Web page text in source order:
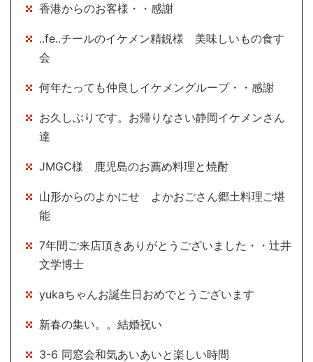
香港からのお客様・・感謝
..fe..チールのイケメン精鋭様 美味しいもの食す
会
何年たっても仲良しイケメングループ・・感謝
お久しぶりです。お帰りなさい静岡イケメンさん
達
JMGC様 鹿児島のお薦め料理と焼酎
山形からのよかにせ よかおごさん郷土料理ご堪
能
7年間ご来店頂きありがとうございました・・辻井
文学博士
yukaちゃんお誕生日おめでとうございます
新春の集い。。結婚祝い
3-6 同窓会和気あいあいと楽しい時間